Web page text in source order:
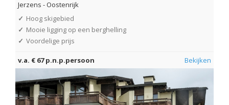
Jerzens -Oostenrijk
✓ Hoog skigebied
✓ Mooie ligging op een berghelling
✓ Voordelige prijs
v.a. € 67 p.n.p.persoon Bekijken